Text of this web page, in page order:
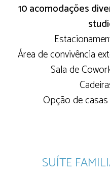
10 acomodações
Área de convivência
Sala de
Opção de
SUÍTE